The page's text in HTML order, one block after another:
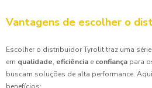
Vantagens de escolher o
Escolher o distribuidor Tyrolit traz uma
em qualidade, eficiência e confiança para
buscam soluções de alta performance.